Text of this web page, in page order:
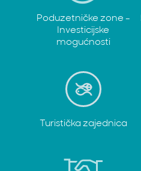
Poduzetničke zone -
Investicijske
mogućnosti
Turistička zajednica